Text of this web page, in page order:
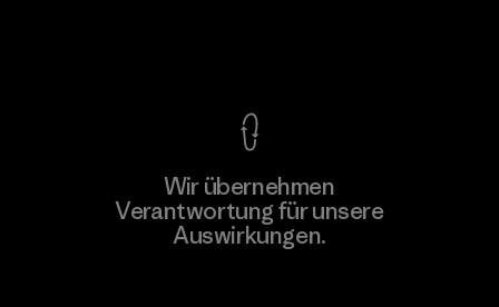
Wir übernehmen
Verantwortung für unsere
Auswirkungen.